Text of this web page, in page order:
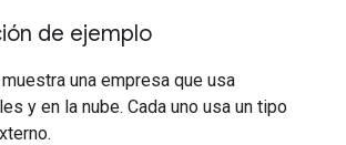
de ejemplo
una empresa que usa
y en la nube. Cada uno usa un tipo